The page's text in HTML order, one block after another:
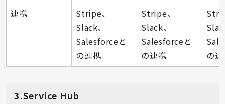
連携
Stripe、
Slack、
Salesforceと
の連携
Stripe、
Slack、
Salesforceと
の連携
の
3.Service Hub